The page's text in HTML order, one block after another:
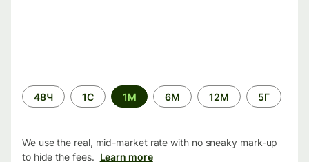
Time
period
48Ч 1С 1М 6М 12М 5Г
We use the real, mid-market rate with no sneaky mark-up
to hide the fees. Learn more